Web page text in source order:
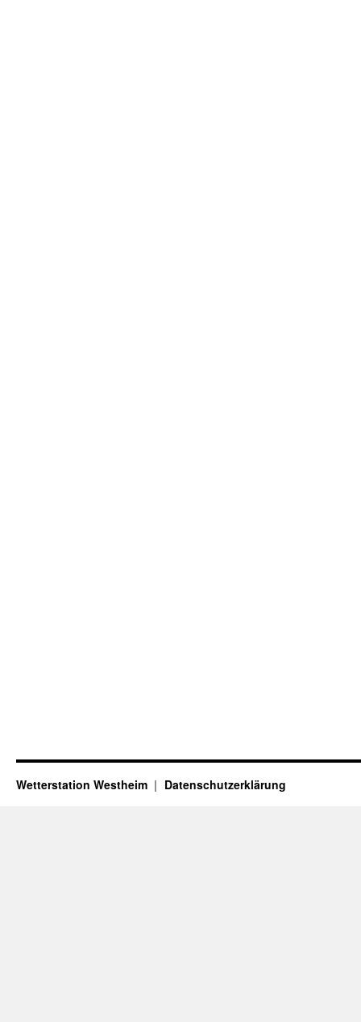
Wetterstation Westheim Datenschutzerklärung